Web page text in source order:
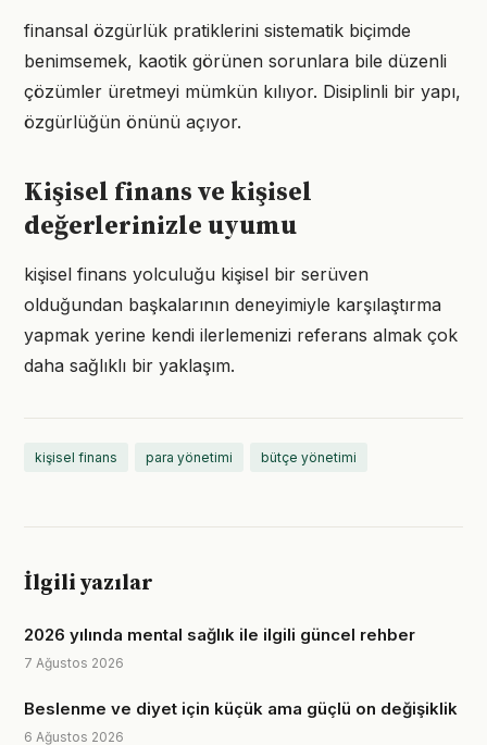
finansal özgürlük pratiklerini sistematik biçimde
benimsemek, kaotik görünen sorunlara bile düzenli
çözümler üretmeyi mümkün kılıyor. Disiplinli bir yapı,
özgürlüğün önünü açıyor.
Kişisel finans ve kişisel
değerlerinizle uyumu
kişisel finans yolculuğu kişisel bir serüven
olduğundan başkalarının deneyimiyle karşılaştırma
yapmak yerine kendi ilerlemenizi referans almak çok
daha sağlıklı bir yaklaşım.
kişisel finans para yönetimi bütçe yönetimi
İlgili yazılar
2026 yılında mental sağlık ile ilgili güncel rehber
7 Ağustos 2026
Beslenme ve diyet için küçük ama güçlü on değişiklik
6 Ağustos 2026